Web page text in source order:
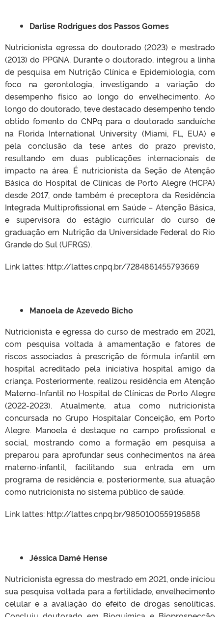
Darlise Rodrigues dos Passos Gomes
Nutricionista egressa do doutorado (2023) e mestrado
(2013) do PPGNA. Durante o doutorado, integrou a linha
de pesquisa em Nutrição Clínica e Epidemiologia, com
foco na gerontologia, investigando a variação do
desempenho físico ao longo do envelhecimento. Ao
longo do doutorado, teve destacado desempenho tendo
obtido fomento do CNPq para o doutorado sanduíche
na Florida International University (Miami, FL, EUA) e
pela conclusão da tese antes do prazo previsto,
resultando em duas publicações internacionais de
impacto na área. É nutricionista da Seção de Atenção
Básica do Hospital de Clínicas de Porto Alegre (HCPA)
desde 2017, onde também é preceptora da Residência
Integrada Multiprofissional em Saúde – Atenção Básica,
e supervisora do estágio curricular do curso de
graduação em Nutrição da Universidade Federal do Rio
Grande do Sul (UFRGS).
Link lattes: http://lattes.cnpq.br/7284861455793669
Manoela de Azevedo Bicho
Nutricionista e egressa do curso de mestrado em 2021,
com pesquisa voltada à amamentação e fatores de
riscos associados à prescrição de fórmula infantil em
hospital acreditado pela iniciativa hospital amigo da
criança. Posteriormente, realizou residência em Atenção
Materno-Infantil no Hospital de Clínicas de Porto Alegre
(2022-2023). Atualmente, atua como nutricionista
concursada no Grupo Hospitalar Conceição, em Porto
Alegre. Manoela é destaque no campo profissional e
social, mostrando como a formação em pesquisa a
preparou para aprofundar seus conhecimentos na área
materno-infantil, facilitando sua entrada em um
programa de residência e, posteriormente, sua atuação
como nutricionista no sistema público de saúde.
Link lattes: http://lattes.cnpq.br/9850100559195858
Jéssica Damé Hense
Nutricionista egressa do mestrado em 2021, onde iniciou
sua pesquisa voltada para a fertilidade, envelhecimento
celular e a avaliação do efeito de drogas senolíticas.